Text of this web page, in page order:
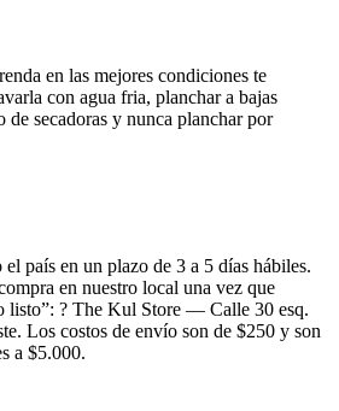
en las mejores condiciones te
con agua fria, planchar a bajas
de secadoras y nunca planchar por
país en un plazo de 3 a 5 días hábiles.
en nuestro local una vez que
listo”: ? The Kul Store — Calle 30 esq.
Los costos de envío son de $250 y son
a $5.000.